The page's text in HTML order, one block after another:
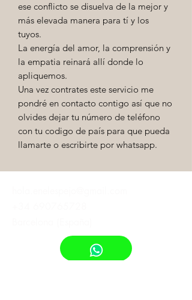
ese conflicto se disuelva de la mejor y
más elevada manera para tí y los
tuyos.
La energía del amor, la comprensión y
la empatia reinará allí donde lo
apliquemos.
Una vez contrates este servicio me
pondré en contacto contigo así que no
olvides dejar tu número de teléfono
con tu codigo de país para que pueda
llamarte o escribirte por whatsapp.